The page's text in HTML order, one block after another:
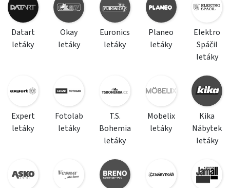
Datart
letáky
Okay
letáky
Euronics
letáky
Planeo
letáky
Elektro
Spáčil
letáky
Expert
letáky
Fotolab
letáky
T.S.
Bohemia
letáky
Mobelix
letáky
Kika
Nábytek
letáky